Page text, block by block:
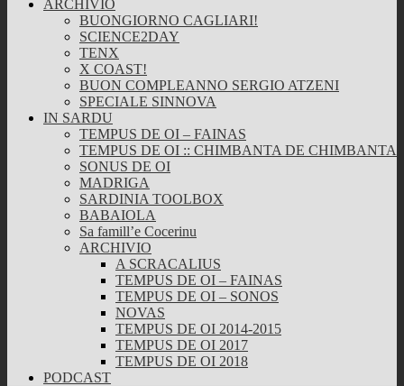
ARCHIVIO
BUONGIORNO CAGLIARI!
SCIENCE2DAY
TENX
X COAST!
BUON COMPLEANNO SERGIO ATZENI
SPECIALE SINNOVA
IN SARDU
TEMPUS DE OI – FAINAS
TEMPUS DE OI :: CHIMBANTA DE CHIMBANTA
SONUS DE OI
MADRIGA
SARDINIA TOOLBOX
BABAIOLA
Sa famill’e Cocerinu
ARCHIVIO
A SCRACALIUS
TEMPUS DE OI – FAINAS
TEMPUS DE OI – SONOS
NOVAS
TEMPUS DE OI 2014-2015
TEMPUS DE OI 2017
TEMPUS DE OI 2018
PODCAST